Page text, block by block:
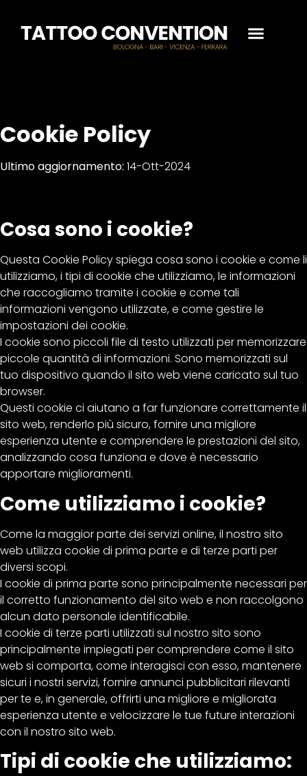
Cookie Policy
Ultimo aggiornamento: 14-Ott-2024
Cosa sono i cookie?
Questa Cookie Policy spiega cosa sono i cookie e come li
utilizziamo, i tipi di cookie che utilizziamo, le informazioni
che raccogliamo tramite i cookie e come tali
informazioni vengono utilizzate, e come gestire le
impostazioni dei cookie.
I cookie sono piccoli file di testo utilizzati per memorizzare
piccole quantità di informazioni. Sono memorizzati sul
tuo dispositivo quando il sito web viene caricato sul tuo
browser.
Questi cookie ci aiutano a far funzionare correttamente il
sito web, renderlo più sicuro, fornire una migliore
esperienza utente e comprendere le prestazioni del sito,
analizzando cosa funziona e dove è necessario
apportare miglioramenti.
Come utilizziamo i cookie?
Come la maggior parte dei servizi online, il nostro sito
web utilizza cookie di prima parte e di terze parti per
diversi scopi.
I cookie di prima parte sono principalmente necessari per
il corretto funzionamento del sito web e non raccolgono
alcun dato personale identificabile.
I cookie di terze parti utilizzati sul nostro sito sono
principalmente impiegati per comprendere come il sito
web si comporta, come interagisci con esso, mantenere
sicuri i nostri servizi, fornire annunci pubblicitari rilevanti
per te e, in generale, offrirti una migliore e migliorata
esperienza utente e velocizzare le tue future interazioni
con il nostro sito web.
Tipi di cookie che utilizziamo: